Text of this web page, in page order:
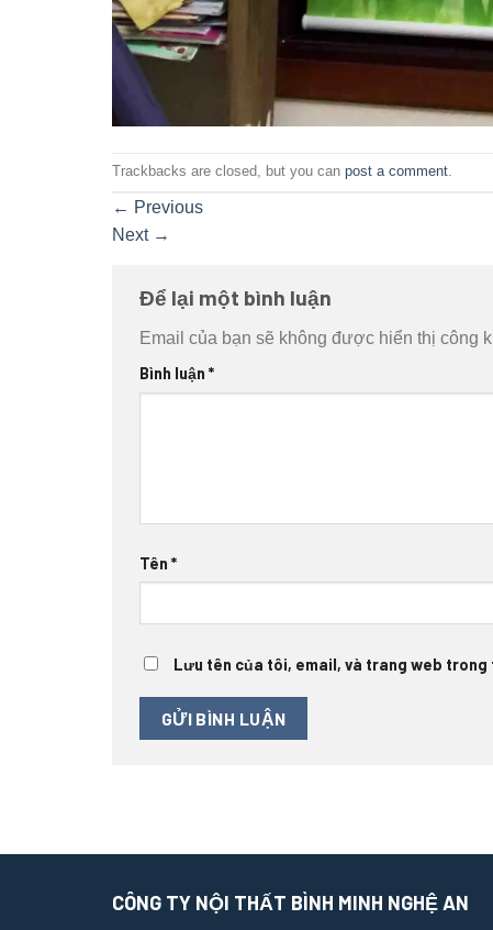
Trackbacks are closed, but you can post a comment
← Previous
Next →
Để lại một bình luận
Email của bạn sẽ không được hiển thị công
Bình luận *
Tên *
Lưu tên của tôi, email, và trang web trong
CÔNG TY NỘI THẤT BÌNH MINH NGHỆ AN